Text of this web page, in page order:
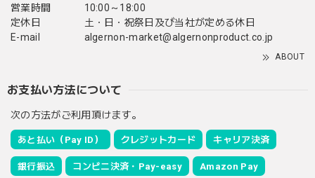
営業時間
10:00～18:00
定休日
土・日・祝祭日及び当社が定める休日
E-mail
algernon-market@algernonproduct.co.jp
ABOUT
お支払い方法について
次の方法がご利用頂けます。
あと払い（Pay ID） クレジットカード キャリア決済
銀行振込 コンビニ決済・Pay-easy Amazon Pay